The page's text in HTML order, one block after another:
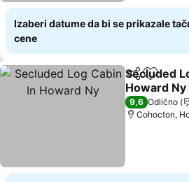
Izaberi datume da bi se prikazale
cene
Deli Dodati
Secluded
Howard Ny
9,6 Odlično
Cohocton,